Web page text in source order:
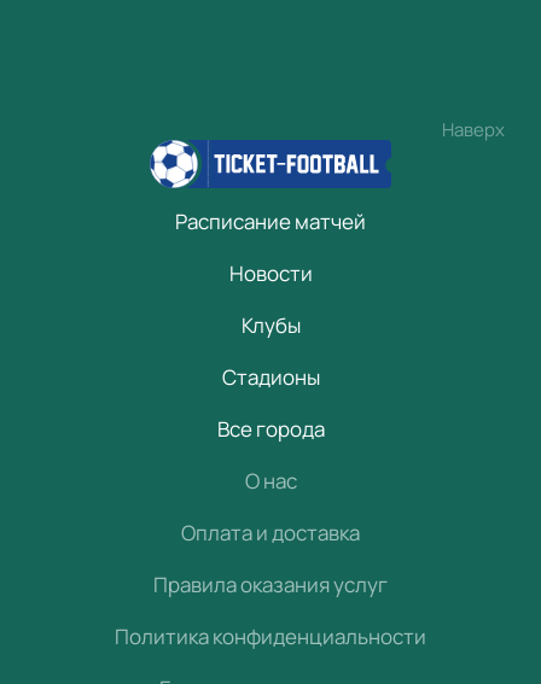
Наверх
Расписание матчей
Новости
Клубы
Стадионы
Все города
О нас
Оплата и доставка
Правила оказания услуг
Политика конфиденциальности